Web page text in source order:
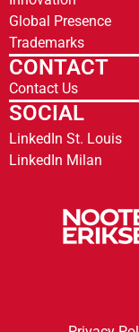
Global Presence
Trademarks
CONTACT
Contact Us
SOCIAL
LinkedIn St. Louis
LinkedIn Milan